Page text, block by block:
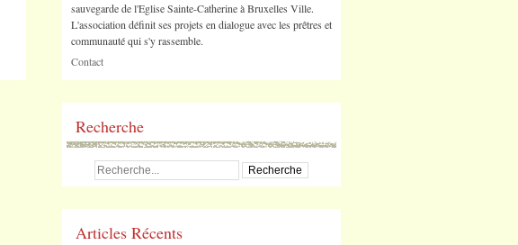
sauvegarde de l'Eglise Sainte-Catherine à Bruxelles Ville.
L'association définit ses projets en dialogue avec les prêtres et
communauté qui s'y rassemble.
Contact
Recherche
Articles Récents